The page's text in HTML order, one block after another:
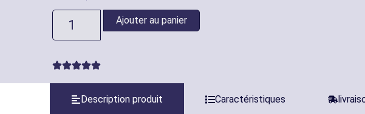
Ajouter au panier
Description produit Caractéristiques